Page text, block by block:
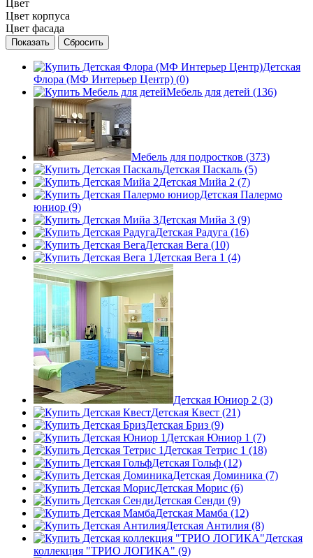
Цвет
Цвет корпуса
Цвет фасада
Детская
Флора (МФ Интерьер Центр) (0)
Мебель для детей (136)
Мебель для подростков (373)
Детская Паскаль (5)
Детская Мийа 2 (7)
Детская Палермо
юниор (9)
Детская Мийа 3 (9)
Детская Радуга (16)
Детская Вега (10)
Детская Вега 1 (4)
Детская Юниор 2 (3)
Детская Квест (21)
Детская Бриз (9)
Детская Юниор 1 (7)
Детская Тетрис 1 (18)
Детская Гольф (12)
Детская Доминика (7)
Детская Морис (6)
Детская Сенди (9)
Детская Мамба (12)
Детская Антилия (8)
Детская
коллекция "ТРИО ЛОГИКА" (9)